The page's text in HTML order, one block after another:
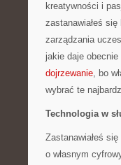
kreatywności i
zastanawiałeś
zarządzania
jakie daje
dojrzewanie, bo
wybrać te
Technologia w
Zastanawiałeś
o własnym